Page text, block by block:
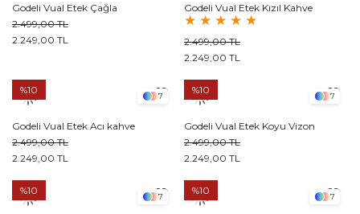
Godeli Vual Etek Çağla
2.249,00 TL
2.499,00 TL
Godeli Vual Etek Kızıl Kahve
★ ★ ★ ★ ★
2.249,00 TL
2.499,00 TL
7
Godeli Vual Etek Acı kahve
2.249,00 TL
2.499,00 TL
%10
7
Godeli Vual Etek Koyu Vizon
2.249,00 TL
2.499,00 TL
%10
7
%10
7
%10